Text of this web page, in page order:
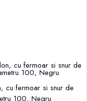
cu fermoar si snur de
100, Negru